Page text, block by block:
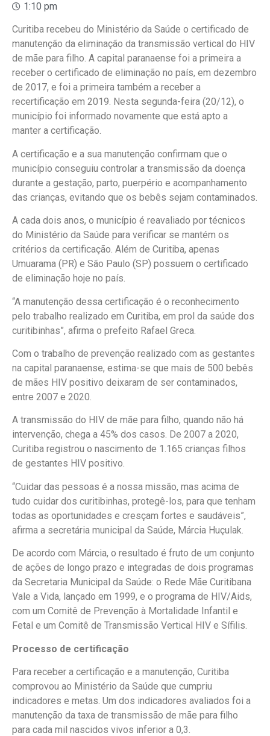
1:10 pm
Curitiba recebeu do Ministério da Saúde o certificado de
manutenção da eliminação da transmissão vertical do HIV
de mãe para filho. A capital paranaense foi a primeira a
receber o certificado de eliminação no país, em dezembro
de 2017, e foi a primeira também a receber a
recertificação em 2019. Nesta segunda-feira (20/12), o
município foi informado novamente que está apto a
manter a certificação.
A certificação e a sua manutenção confirmam que o
município conseguiu controlar a transmissão da doença
durante a gestação, parto, puerpério e acompanhamento
das crianças, evitando que os bebês sejam contaminados.
A cada dois anos, o município é reavaliado por técnicos
do Ministério da Saúde para verificar se mantém os
critérios da certificação. Além de Curitiba, apenas
Umuarama (PR) e São Paulo (SP) possuem o certificado
de eliminação hoje no país.
“A manutenção dessa certificação é o reconhecimento
pelo trabalho realizado em Curitiba, em prol da saúde dos
curitibinhas”, afirma o prefeito Rafael Greca.
Com o trabalho de prevenção realizado com as gestantes
na capital paranaense, estima-se que mais de 500 bebês
de mães HIV positivo deixaram de ser contaminados,
entre 2007 e 2020.
A transmissão do HIV de mãe para filho, quando não há
intervenção, chega a 45% dos casos. De 2007 a 2020,
Curitiba registrou o nascimento de 1.165 crianças filhos
de gestantes HIV positivo.
“Cuidar das pessoas é a nossa missão, mas acima de
tudo cuidar dos curitibinhas, protegê-los, para que tenham
todas as oportunidades e cresçam fortes e saudáveis”,
afirma a secretária municipal da Saúde, Márcia Huçulak.
De acordo com Márcia, o resultado é fruto de um conjunto
de ações de longo prazo e integradas de dois programas
da Secretaria Municipal da Saúde: o Rede Mãe Curitibana
Vale a Vida, lançado em 1999, e o programa de HIV/Aids,
com um Comitê de Prevenção à Mortalidade Infantil e
Fetal e um Comitê de Transmissão Vertical HIV e Sífilis.
Processo de certificação
Para receber a certificação e a manutenção, Curitiba
comprovou ao Ministério da Saúde que cumpriu
indicadores e metas. Um dos indicadores avaliados foi a
manutenção da taxa de transmissão de mãe para filho
para cada mil nascidos vivos inferior a 0,3.